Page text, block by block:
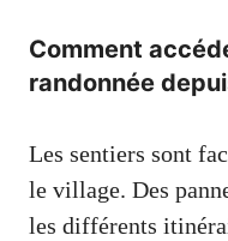
Comment
randonnée
Les sentiers sont
le village. Des
les différents